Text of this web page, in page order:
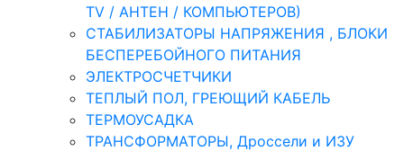
TV / АНТЕН / КОМПЬЮТЕРОВ)
СТАБИЛИЗАТОРЫ НАПРЯЖЕНИЯ , БЛОКИ
БЕСПЕРЕБОЙНОГО ПИТАНИЯ
ЭЛЕКТРОСЧЕТЧИКИ
ТЕПЛЫЙ ПОЛ, ГРЕЮЩИЙ КАБЕЛЬ
ТЕРМОУСАДКА
ТРАНСФОРМАТОРЫ, Дроссели и ИЗУ